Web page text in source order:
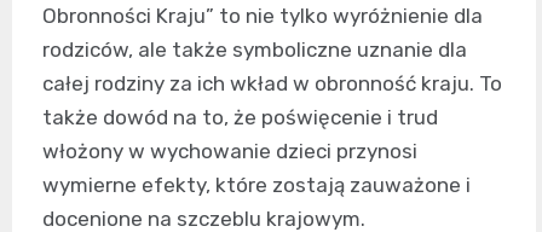
Obronności Kraju” to nie tylko wyróżnienie dla
rodziców, ale także symboliczne uznanie dla
całej rodziny za ich wkład w obronność kraju. To
także dowód na to, że poświęcenie i trud
włożony w wychowanie dzieci przynosi
wymierne efekty, które zostają zauważone i
docenione na szczeblu krajowym.